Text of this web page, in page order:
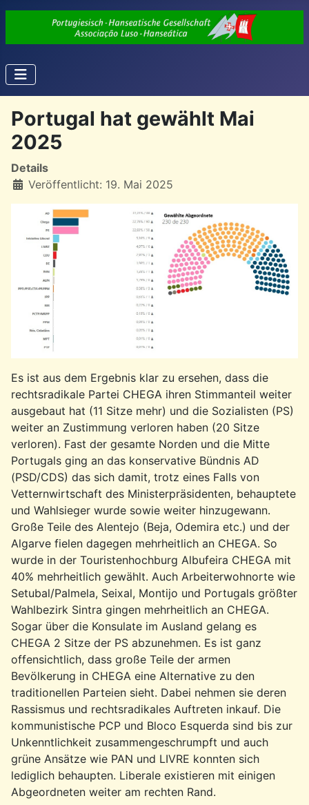
Portugal hat gewählt Mai
2025
Details
Veröffentlicht: 19. Mai 2025
Es ist aus dem Ergebnis klar zu ersehen, dass die
rechtsradikale Partei CHEGA ihren Stimmanteil weiter
ausgebaut hat (11 Sitze mehr) und die Sozialisten (PS)
weiter an Zustimmung verloren haben (20 Sitze
verloren). Fast der gesamte Norden und die Mitte
Portugals ging an das konservative Bündnis AD
(PSD/CDS) das sich damit, trotz eines Falls von
Vetternwirtschaft des Ministerpräsidenten, behauptete
und Wahlsieger wurde sowie weiter hinzugewann.
Große Teile des Alentejo (Beja, Odemira etc.) und der
Algarve fielen dagegen mehrheitlich an CHEGA. So
wurde in der Touristenhochburg Albufeira CHEGA mit
40% mehrheitlich gewählt. Auch Arbeiterwohnorte wie
Setubal/Palmela, Seixal, Montijo und Portugals größter
Wahlbezirk Sintra gingen mehrheitlich an CHEGA.
Sogar über die Konsulate im Ausland gelang es
CHEGA 2 Sitze der PS abzunehmen. Es ist ganz
offensichtlich, dass große Teile der armen
Bevölkerung in CHEGA eine Alternative zu den
traditionellen Parteien sieht. Dabei nehmen sie deren
Rassismus und rechtsradikales Auftreten inkauf. Die
kommunistische PCP und Bloco Esquerda sind bis zur
Unkenntlichkeit zusammengeschrumpft und auch
grüne Ansätze wie PAN und LIVRE konnten sich
lediglich behaupten. Liberale existieren mit einigen
Abgeordneten weiter am rechten Rand.